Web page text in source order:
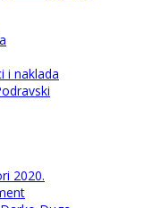
i naklada
2020.